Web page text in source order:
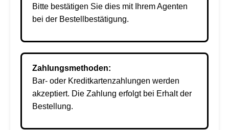
Bitte bestätigen Sie dies mit Ihrem Agenten
bei der Bestellbestätigung.
Zahlungsmethoden:
Bar- oder Kreditkartenzahlungen werden
akzeptiert. Die Zahlung erfolgt bei Erhalt der
Bestellung.